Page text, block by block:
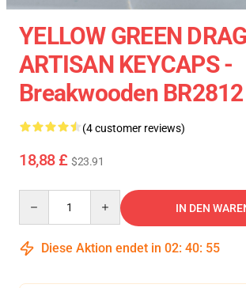
YELLOW GREEN
ARTISAN KEYCAPS -
Breakwooden BR2812
(4 customer reviews)
18,88 £ $23.91
IN DEN
Diese Aktion endet in 02: 40: 54